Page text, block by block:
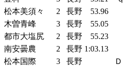
松本美須々 2 長野
53.96
木曽青峰 3 長野
55.05
都市大塩尻 2 長野
55.23
南安曇農 2 長野 1:03.13
松本国際 3 長野